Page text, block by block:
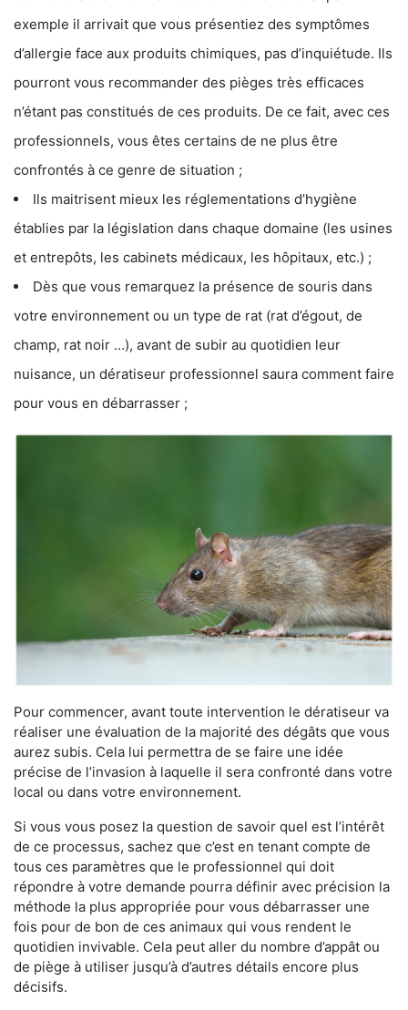
exemple il arrivait que vous présentiez des symptômes
d’allergie face aux produits chimiques, pas d’inquiétude. Ils
pourront vous recommander des pièges très efficaces
n’étant pas constitués de ces produits. De ce fait, avec ces
professionnels, vous êtes certains de ne plus être
confrontés à ce genre de situation ;
Ils maitrisent mieux les réglementations d’hygiène
établies par la législation dans chaque domaine (les usines
et entrepôts, les cabinets médicaux, les hôpitaux, etc.) ;
Dès que vous remarquez la présence de souris dans
votre environnement ou un type de rat (rat d’égout, de
champ, rat noir …), avant de subir au quotidien leur
nuisance, un dératiseur professionnel saura comment faire
pour vous en débarrasser ;
Pour commencer, avant toute intervention le dératiseur va
réaliser une évaluation de la majorité des dégâts que vous
aurez subis. Cela lui permettra de se faire une idée
précise de l’invasion à laquelle il sera confronté dans votre
local ou dans votre environnement.
Si vous vous posez la question de savoir quel est l’intérêt
de ce processus, sachez que c’est en tenant compte de
tous ces paramètres que le professionnel qui doit
répondre à votre demande pourra définir avec précision la
méthode la plus appropriée pour vous débarrasser une
fois pour de bon de ces animaux qui vous rendent le
quotidien invivable. Cela peut aller du nombre d’appât ou
de piège à utiliser jusqu’à d’autres détails encore plus
décisifs.